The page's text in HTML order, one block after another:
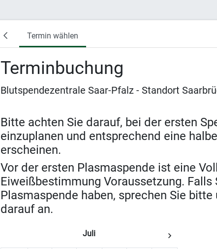
Termin wählen
Terminbuchung
Blutspendezentrale Saar-Pfalz - Standort
Bitte achten Sie darauf, bei der ersten
einzuplanen und entsprechend eine
erscheinen.
Vor der ersten Plasmaspende ist eine
Eiweißbestimmung Voraussetzung. Falls
Plasmaspende haben, sprechen Sie
darauf an.
Juli